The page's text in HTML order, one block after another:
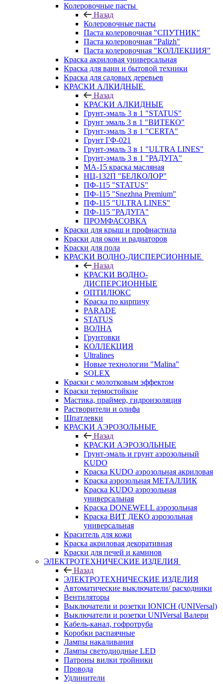
Колеровочные пасты
Назад
Колеровочные пасты
Паста колеровочная "СПУТНИК"
Паста колеровочная "Palizh"
Паста колеровочная "КОЛЛЕКЦИЯ"
Краска акриловая универсальная
Краска для ванн и бытовой техники
Краска для садовых деревьев
КРАСКИ АЛКИДНЫЕ
Назад
КРАСКИ АЛКИДНЫЕ
Грунт-эмаль 3 в 1 "STATUS"
Грунт эмаль 3 в 1 "ВИТЕКО"
Грунт-эмаль 3 в 1 "CERTA"
Грунт ГФ-021
Грунт-эмаль 3 в 1 "ULTRA LINES"
Грунт-эмаль 3 в 1 "РАДУГА"
МА-15 краска масляная
НЦ-132П "БЕЛКОЛОР"
ПФ-115 "STATUS"
ПФ-115 "Snezhna Premium"
ПФ-115 "ULTRA LINES"
ПФ-115 "РАДУГА"
ПРОМФАСОВКА
Краски для крыш и профнастила
Краски для окон и радиаторов
Краски для пола
КРАСКИ ВОДНО-ДИСПЕРСИОННЫЕ
Назад
КРАСКИ ВОДНО-
ДИСПЕРСИОННЫЕ
ОПТИЛЮКС
Краска по кирпичу
PARADE
STATUS
ВОЛНА
Грунтовки
КОЛЛЕКЦИЯ
Ultralines
Новые технологии "Malina"
SOLEX
Краски с молотковым эффектом
Краски термостойкие
Мастика, праймер, гидроизоляция
Растворители и олифа
Шпатлевки
КРАСКИ АЭРОЗОЛЬНЫЕ
Назад
КРАСКИ АЭРОЗОЛЬНЫЕ
Грунт-эмаль и грунт аэрозольный
KUDO
Краска KUDO аэрозольная акриловая
Краска аэрозольная МЕТАЛЛИК
Краска KUDO аэрозольная
универсальная
Краска DONEWELL аэрозольная
Краска ВИТ ДЕКО аэрозольная
универсальная
Краситель для кожи
Краска акриловая декоративная
Краски для печей и каминов
ЭЛЕКТРОТЕХНИЧЕСКИЕ ИЗДЕЛИЯ
Назад
ЭЛЕКТРОТЕХНИЧЕСКИЕ ИЗДЕЛИЯ
Автоматические выключатели/ расходники
Вентиляторы
Выключатели и розетки IONICH (UNIVersal)
Выключатели и розетки UNIVersal Валери
Кабель-канал, гофротруба
Коробки распаячные
Лампы накаливания
Лампы светодиодные LED
Патроны вилки тройники
Провода
Удлинители